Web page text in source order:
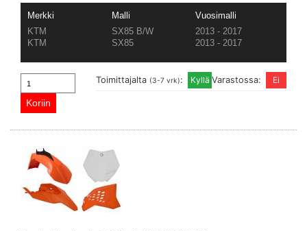
Merkki Malli
Vuosimalli
KTM
SX85 B/W
2013 - 2017
KTM
SX85 2013 - 2017
Varastossa:
Toimittajalta (3-7 vrk):